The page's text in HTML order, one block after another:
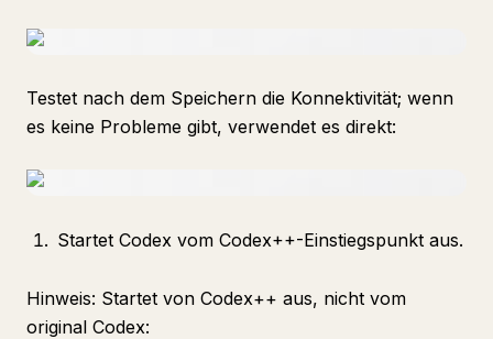
Testet nach dem Speichern die Konnektivität; wenn
es keine Probleme gibt, verwendet es direkt:
Startet Codex vom Codex++-Einstiegspunkt aus.
Hinweis: Startet von Codex++ aus, nicht vom
original Codex: